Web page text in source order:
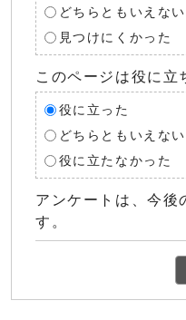
どちらともいえない
見つけにくかった
このページは役に立
役に立った
どちらともいえない
役に立たなかった
アンケートは、今後
す。